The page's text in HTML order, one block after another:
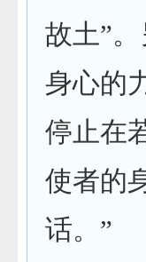
故土”
身心的
停止在
使者的
话。”